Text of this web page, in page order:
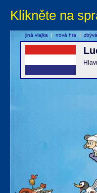
Klikněte na
jiná vlajka | nová hra |